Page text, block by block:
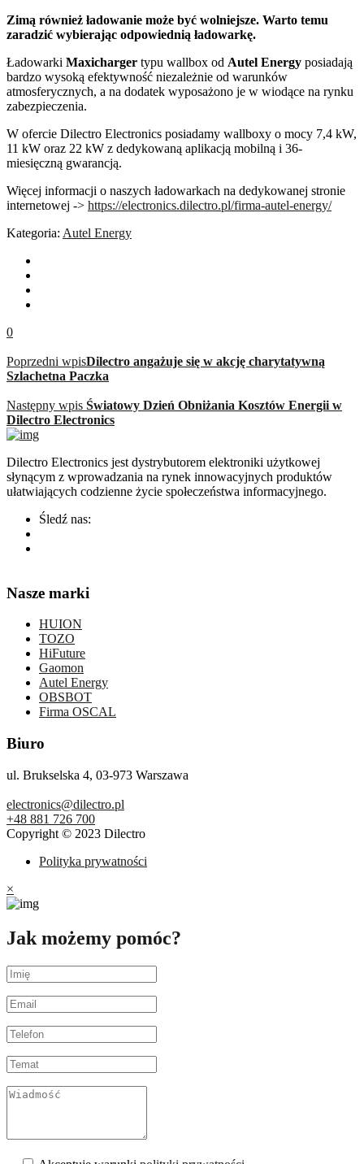
Zimą również ładowanie może być wolniejsze. Warto temu
zaradzić wybierając odpowiednią ładowarkę.
Ładowarki Maxicharger typu wallbox od Autel Energy posiadają
bardzo wysoką efektywność niezależnie od warunków
atmosferycznych, a na dodatek wyposażono je w wiodące na rynku
zabezpieczenia.
W ofercie Dilectro Electronics posiadamy wallboxy o mocy 7,4 kW,
11 kW oraz 22 kW z dedykowaną aplikacją mobilną i 36-
miesięczną gwarancją.
Więcej informacji o naszych ładowarkach na dedykowanej stronie
internetowej -> https://electronics.dilectro.pl/firma-autel-energy/
Kategoria: Autel Energy
0
Poprzedni wpisDilectro angażuje się w akcję charytatywną
Szlachetna Paczka
Następny wpis Światowy Dzień Obniżania Kosztów Energii w
Dilectro Electronics
Dilectro Electronics jest dystrybutorem elektroniki użytkowej
słynącym z wprowadzania na rynek innowacyjnych produktów
ułatwiających codzienne życie społeczeństwa informacyjnego.
Śledź nas:
Nasze marki
HUION
TOZO
HiFuture
Gaomon
Autel Energy
OBSBOT
Firma OSCAL
Biuro
ul. Brukselska 4, 03-973 Warszawa
electronics@dilectro.pl
+48 881 726 700
Copyright © 2023 Dilectro
Polityka prywatności
×
Jak możemy pomóc?